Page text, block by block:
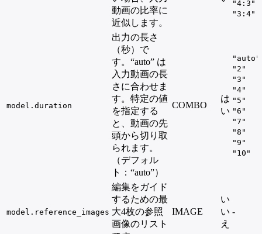
動画の比率に
近似します。
"4:3"
"3:4"
model.duration
出力の長さ
（秒）で
す。“auto” は
入力動画の長
さに合わせま
す。特定の値
を指定する
と、動画の先
頭から切り取
られます。
（デフォル
ト：“auto”）
COMBO
は
い
"auto"
"2"
"3"
"4"
"5"
"6"
"7"
"8"
"9"
"10"
model.reference_images
編集をガイド
するための最
大4枚の参照
画像のリスト
IMAGE
い
い
え
-